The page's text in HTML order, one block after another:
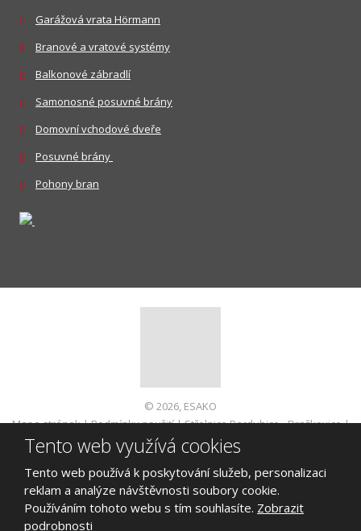
Garážová vrata Hörmann
Branové a vratové systémy
Balkonové zábradlí
Samonosné posuvné brány
Domovní vchodové dveře
Posuvné brány
Pohony bran
© 2026, ESAKO
Mapa stránek|Podmínky použití|Střelnice Pardubice - Dražkovice|
Informace pro spotřebitele
VYROBILA
Tento web využívá cookies
Tento web používá k poskytování služeb, personalizaci
reklam a analýze návštěvnosti soubory cookie.
Používáním tohoto webu s tím souhlasíte. Zobrazit
podrobnosti